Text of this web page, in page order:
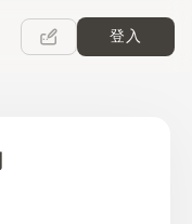
登入